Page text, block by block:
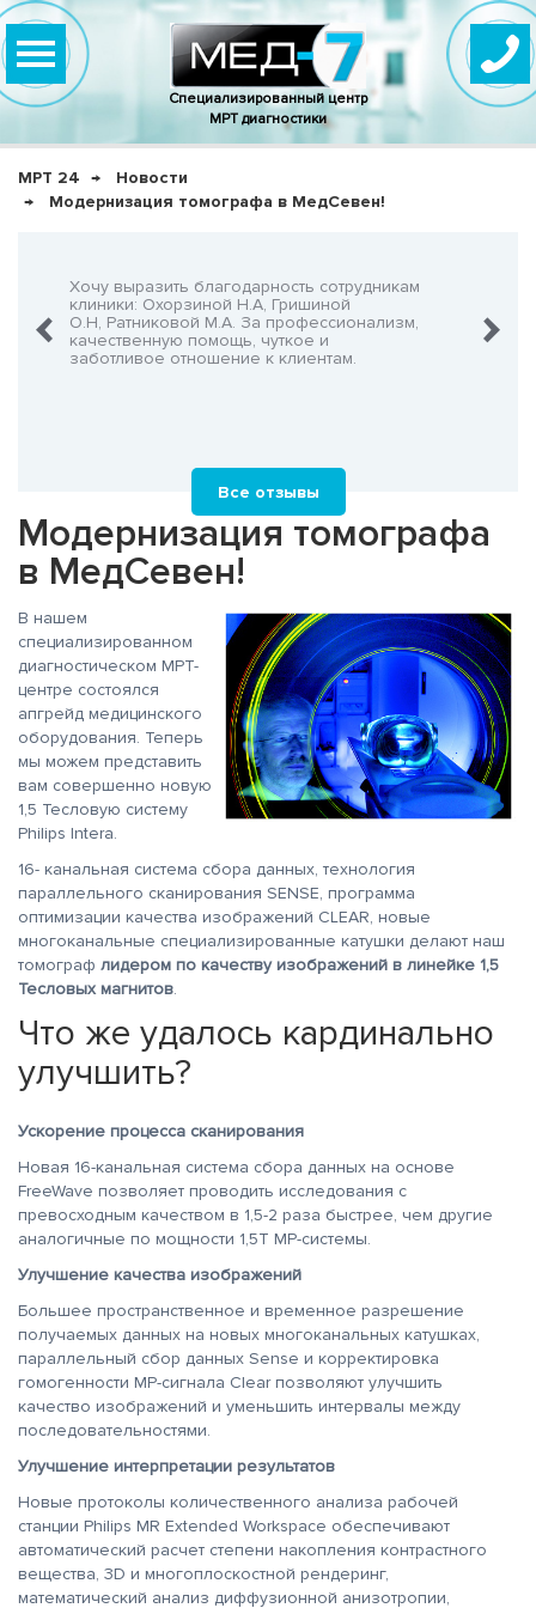
Специализированный центр
МРТ диагностики
МРТ 24
Новости
Модернизация томографа в МедСевен!
Хочу выразить благодарность сотрудникам
клиники: Охорзиной Н.А, Гришиной
О.Н, Ратниковой М.А. За профессионализм,
качественную помощь, чуткое и
заботливое отношение к клиентам.
Все отзывы
Модернизация томографа
в МедСевен!
В нашем
специализированном
диагностическом МРТ-
центре состоялся
апгрейд медицинского
оборудования. Теперь
мы можем представить
вам совершенно новую
1,5 Тесловую систему
Philips Intera.
16- канальная система сбора данных, технология
параллельного сканирования SENSE, программа
оптимизации качества изображений CLEAR, новые
многоканальные специализированные катушки делают наш
томограф лидером по качеству изображений в линейке 1,5
Тесловых магнитов.
Что же удалось кардинально
улучшить?
Ускорение процесса сканирования
Новая 16-канальная система сбора данных на основе
FreeWave позволяет проводить исследования с
превосходным качеством в 1,5-2 раза быстрее, чем другие
аналогичные по мощности 1,5Т МР-системы.
Улучшение качества изображений
Большее пространственное и временное разрешение
получаемых данных на новых многоканальных катушках,
параллельный сбор данных Sense и корректировка
гомогенности МР-сигнала Clear позволяют улучшить
качество изображений и уменьшить интервалы между
последовательностями.
Улучшение интерпретации результатов
Новые протоколы количественного анализа рабочей
станции Philips MR Extended Workspace обеспечивают
автоматический расчет степени накопления контрастного
вещества, 3D и многоплоскостной рендеринг,
математический анализ диффузионной анизотропии,